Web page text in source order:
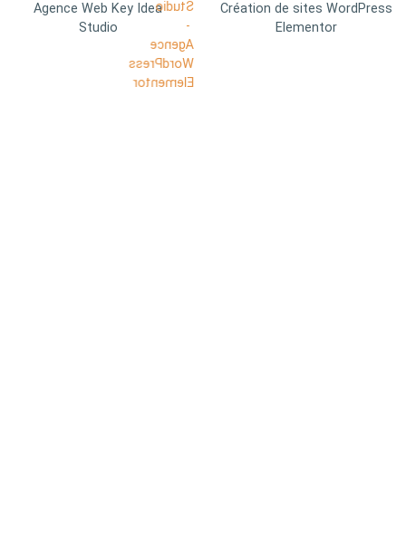
Agence Web Key Idea
Studio
Création de sites WordPress
Elementor